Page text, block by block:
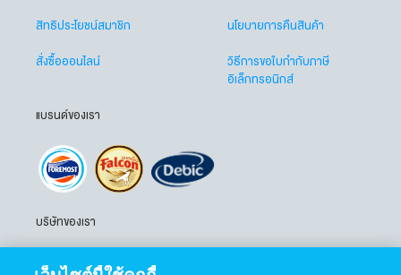
สิทธิประโยชน์สมาชิก
สั่งซื้อออนไลน์
นโยบายการคืนสินค้า
วิธีการขอใบกำกับภาษี
อิเล็กทรอนิกส์
แบรนด์ของเรา
บริษัทของเรา